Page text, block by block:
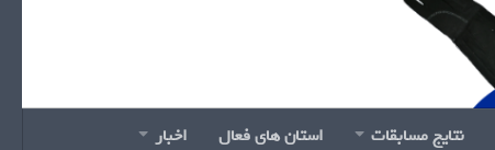
نتایج مسابقات استان های فعال اخبار